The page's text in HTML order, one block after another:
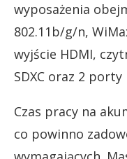
wyposażenia
802.11b/g/n,
wyjście HDMI,
SDXC oraz 2 porty
Czas pracy na
co powinno